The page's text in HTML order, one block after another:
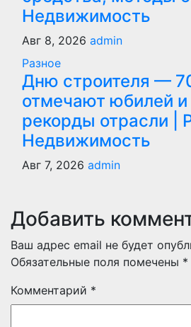
Недвижимость
Авг 8, 2026 admin
Разное
Дню строителя —
отмечают юбилей и
рекорды отрасли |
Недвижимость
Авг 7, 2026 admin
Добавить
Ваш адрес email не будет
Обязательные поля помечены *
Комментарий *